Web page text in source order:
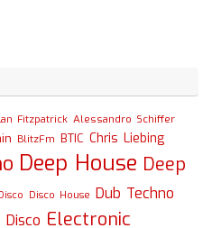
Fitzpatrick Alessandro Schiffer
BlitzFm BTIC Chris Liebing
Deep House Deep
Disco House Dub Techno
Electronic